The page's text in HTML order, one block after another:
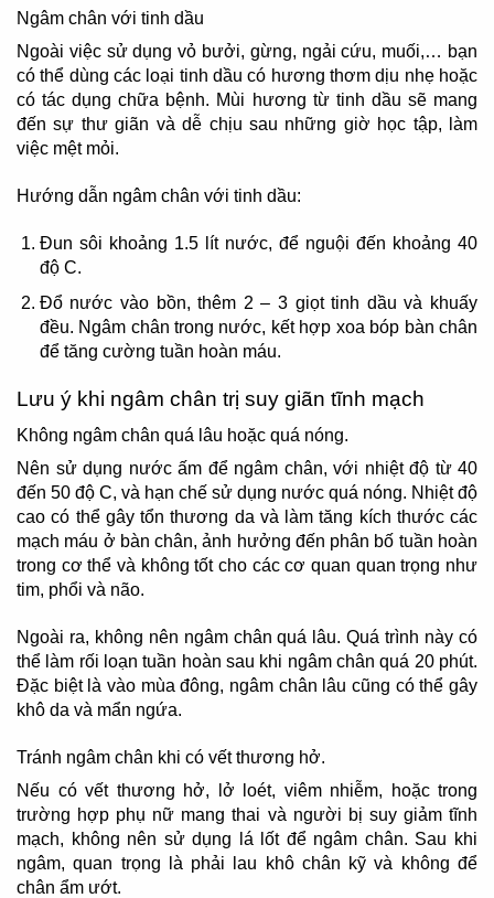
Ngâm chân với tinh dầu
Ngoài việc sử dụng vỏ bưởi, gừng, ngải cứu, muối,… bạn
có thể dùng các loại tinh dầu có hương thơm dịu nhẹ hoặc
có tác dụng chữa bệnh. Mùi hương từ tinh dầu sẽ mang
đến sự thư giãn và dễ chịu sau những giờ học tập, làm
việc mệt mỏi.
Hướng dẫn ngâm chân với tinh dầu:
Đun sôi khoảng 1.5 lít nước, để nguội đến khoảng 40
độ C.
Đổ nước vào bồn, thêm 2 – 3 giọt tinh dầu và khuấy
đều. Ngâm chân trong nước, kết hợp xoa bóp bàn chân
để tăng cường tuần hoàn máu.
Lưu ý khi ngâm chân trị suy giãn tĩnh mạch
Không ngâm chân quá lâu hoặc quá nóng.
Nên sử dụng nước ấm để ngâm chân, với nhiệt độ từ 40
đến 50 độ C, và hạn chế sử dụng nước quá nóng. Nhiệt độ
cao có thể gây tổn thương da và làm tăng kích thước các
mạch máu ở bàn chân, ảnh hưởng đến phân bố tuần hoàn
trong cơ thể và không tốt cho các cơ quan quan trọng như
tim, phổi và não.
Ngoài ra, không nên ngâm chân quá lâu. Quá trình này có
thể làm rối loạn tuần hoàn sau khi ngâm chân quá 20 phút.
Đặc biệt là vào mùa đông, ngâm chân lâu cũng có thể gây
khô da và mẩn ngứa.
Tránh ngâm chân khi có vết thương hở.
Nếu có vết thương hở, lở loét, viêm nhiễm, hoặc trong
trường hợp phụ nữ mang thai và người bị suy giảm tĩnh
mạch, không nên sử dụng lá lốt để ngâm chân. Sau khi
ngâm, quan trọng là phải lau khô chân kỹ và không để
chân ẩm ướt.